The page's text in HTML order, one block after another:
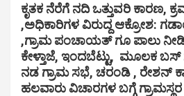
ಕೃತಕ ನೆರೆಗೆ ನದಿ ಒತ್ತುವರಿ ಕಾರಣ,
,ಅಧಿಕಾರಿಗಳ ವಿರುದ್ದ ಆಕ್ರೋಶ:
,ಗ್ರಾಮ ಪಂಚಾಯತ್ ಗೂ ಪಾಲು
ಕೇಳ್ತಾಜೆ, ಇಂದಬೆಟ್ಟು, ಮೂಲಕ ಬಸ್
ನಡ ಗ್ರಾಮ ಸಭೆ, ಚರಂಡಿ , ರೇಶನ್
ಹಲವಾರು ವಿಚಾರಗಳ ಬಗ್ಗೆ